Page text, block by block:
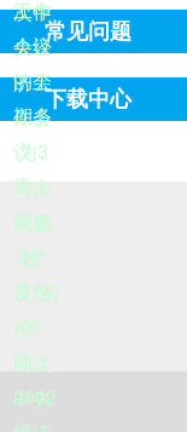
工作
会议
的会
期多
为3
天，
只有
3个
年份
不
同：
2002
次中
央经
济工
作会
议，
均未
明确
提
及“房
价”，
此次
中央
常见问题
下载中心